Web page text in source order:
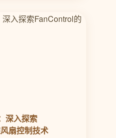
深入探索
扇控制技术